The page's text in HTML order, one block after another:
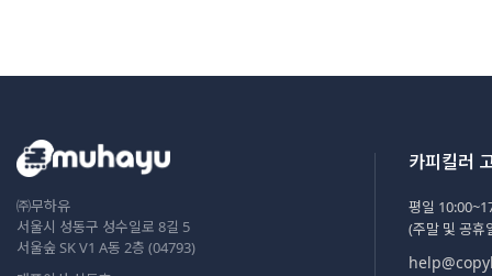
㈜무하유
서울시 성동구 성수일로 8길 5
서울숲 SK V1 A동 2층 (04793)
카피킬러
평일
(주말 및 공휴